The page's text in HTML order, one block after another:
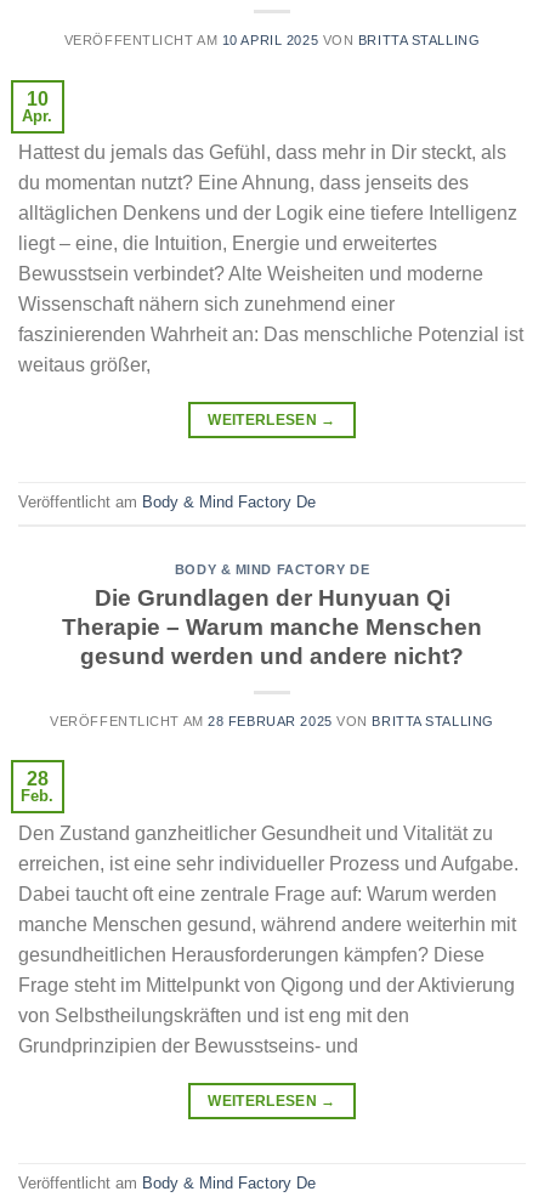
VERÖFFENTLICHT AM 10 APRIL 2025 VON BRITTA STALLING
10
Apr.
Hattest du jemals das Gefühl, dass mehr in Dir steckt, als
du momentan nutzt? Eine Ahnung, dass jenseits des
alltäglichen Denkens und der Logik eine tiefere Intelligenz
liegt – eine, die Intuition, Energie und erweitertes
Bewusstsein verbindet? Alte Weisheiten und moderne
Wissenschaft nähern sich zunehmend einer
faszinierenden Wahrheit an: Das menschliche Potenzial ist
weitaus größer,
WEITERLESEN →
Veröffentlicht am Body & Mind Factory De
BODY & MIND FACTORY DE
Die Grundlagen der Hunyuan Qi
Therapie – Warum manche Menschen
gesund werden und andere nicht?
VERÖFFENTLICHT AM28 FEBRUAR 2025 VON BRITTA STALLING
28
Feb.
Den Zustand ganzheitlicher Gesundheit und Vitalität zu
erreichen, ist eine sehr individueller Prozess und Aufgabe.
Dabei taucht oft eine zentrale Frage auf: Warum werden
manche Menschen gesund, während andere weiterhin mit
gesundheitlichen Herausforderungen kämpfen? Diese
Frage steht im Mittelpunkt von Qigong und der Aktivierung
von Selbstheilungskräften und ist eng mit den
Grundprinzipien der Bewusstseins- und
WEITERLESEN →
Veröffentlicht am Body & Mind Factory De